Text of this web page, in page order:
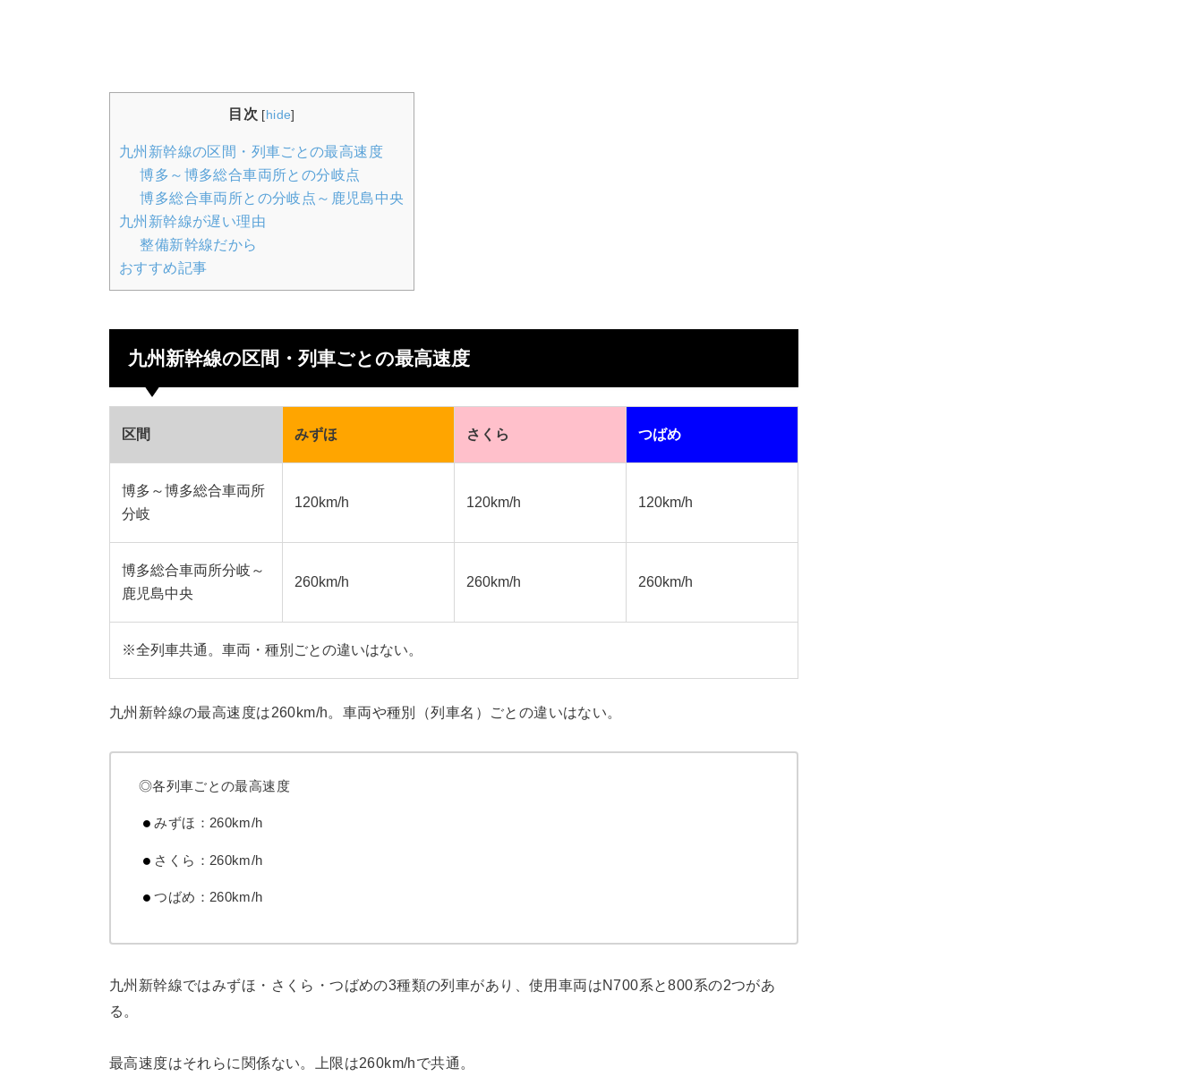
目次 [hide]
九州新幹線の区間・列車ごとの最高速度
博多～博多総合車両所との分岐点
博多総合車両所との分岐点～鹿児島中央
九州新幹線が遅い理由
整備新幹線だから
おすすめ記事
九州新幹線の区間・列車ごとの最高速度
区間 みずほ さくら つばめ
博多～博多総合車両所
分岐
120km/h 120km/h 120km/h
博多総合車両所分岐～
鹿児島中央
260km/h 260km/h 260km/h
※全列車共通。車両・種別ごとの違いはない。
九州新幹線の最高速度は260km/h。車両や種別（列車名）ごとの違いはない。
◎各列車ごとの最高速度
みずほ：260km/h
さくら：260km/h
つばめ：260km/h
九州新幹線ではみずほ・さくら・つばめの3種類の列車があり、使用車両はN700系と800系の2つがあ
る。
最高速度はそれらに関係ない。上限は260km/hで共通。